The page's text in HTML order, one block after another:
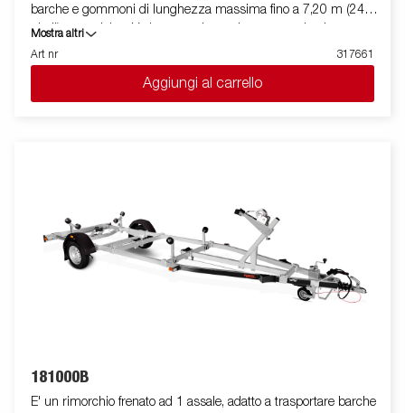
barche e gommoni di lunghezza massima fino a 7,20 m (24
piedi), con telaio a V che garantisce robustezza ed ottima
stabilità durante il traino. La sua dotazione standard prevede
due slitte speciali posteriori ribaltabili e rulli laterali ad alta
resistenza di qualità superiore. Il telaio del rimorchio è
totalmente zincato a caldo, per garantire una durevole
La barra luci posteriore è facilmente amovibile, in modo da
facilitare il varo e l'alaggio dell'imbarcazione trasportata. Le
immagini sono solo a scopo illustrativo e possono mostrare
Mostra altri
Art nr
317661
Aggiungi al carrello
181000B
E' un rimorchio frenato ad 1 assale, adatto a trasportare barche